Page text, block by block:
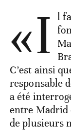
«I l
C’est ainsi
responsable
a été
entre Madrid
de plusieurs